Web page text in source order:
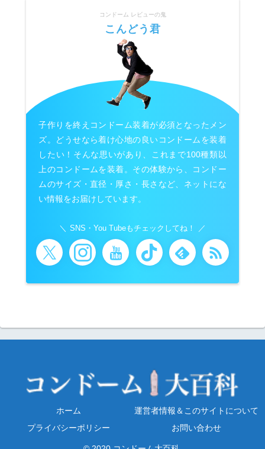
コンドーム レビューの鬼
こんどう君
子作りを終えコンドーム装着が必須となったメン
ズ。どうせなら着け心地の良いコンドームを装着
したい！そんな思いがあり、これまで100種類以
上のコンドームを装着。その体験から、コンドー
ムのサイズ・直径・厚さ・長さなど、ネットにな
い情報をお届けしています。
SNS・You Tubeもチェックしてね！
ホーム
運営者情報＆このサイトについて
プライバシーポリシー
お問い合わせ